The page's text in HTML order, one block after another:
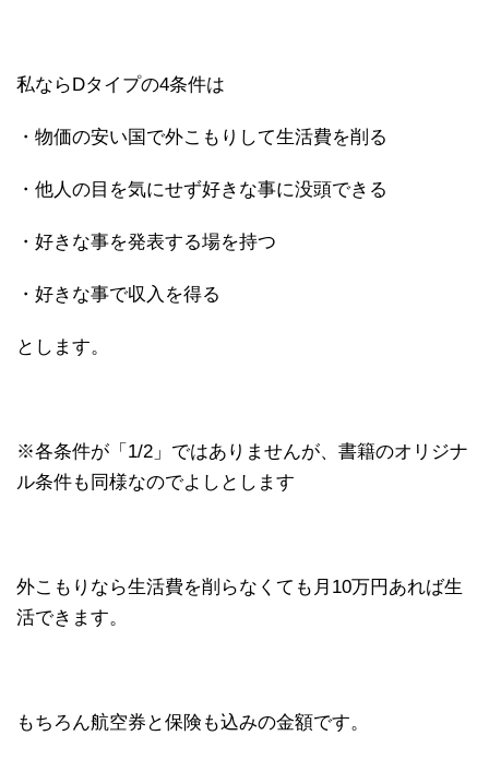
私ならDタイプの4条件は
・物価の安い国で外こもりして生活費を削る
・他人の目を気にせず好きな事に没頭できる
・好きな事を発表する場を持つ
・好きな事で収入を得る
とします。
※各条件が「1/2」ではありませんが、書籍のオリジナ
ル条件も同様なのでよしとします
外こもりなら生活費を削らなくても月10万円あれば生
活できます。
もちろん航空券と保険も込みの金額です。